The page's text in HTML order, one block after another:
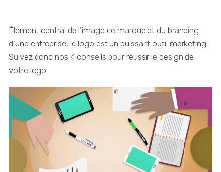
Élément central de l’image de marque et du branding
d’une entreprise, le logo est un puissant outil marketing.
Suivez donc nos 4 conseils pour réussir le design de
votre logo.